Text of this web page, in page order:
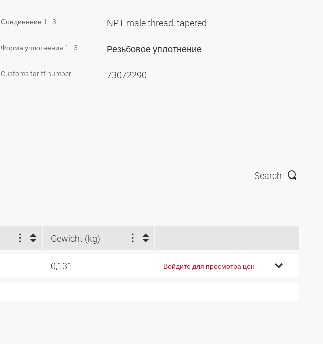
Соединение 1 - 3 NPT male thread, tapered
Форма уплотнения 1 - 3 Резьбовое уплотнение
Customs tariff number 73072290
Search
Gewicht (kg)
0,131 Войдите для просмотра цен